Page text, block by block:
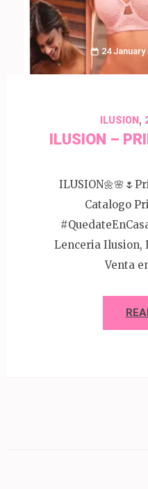
24 January
ILUSION,
ILUSION –
Catalogo
Lenceria Ilusion,
Venta